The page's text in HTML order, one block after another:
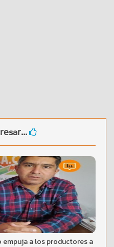
empuja a los productores a